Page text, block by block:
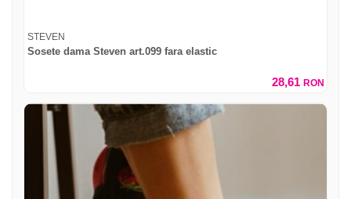
STEVEN
Sosete dama Steven art.099 fara elastic
28,61 RON